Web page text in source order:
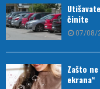
činite
07/08/
Zašto
ekrana“